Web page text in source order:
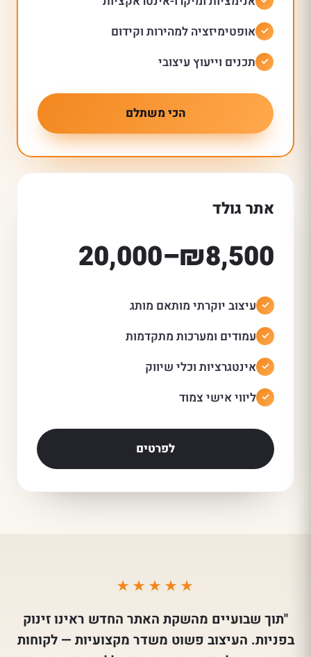
אופטימיזציה למהירות וקידום
תכנים וייעוץ עיצובי
הכי משתלם
אתר גולד
₪8,500–20,000
עיצוב יוקרתי מותאם מותג
עמודים ומערכות מתקדמות
אינטגרציות וכלי שיווק
ליווי אישי צמוד
לפרטים
★★★★★
"תוך שבועיים מהשקת האתר החדש ראינו זינוק
בפניות. העיצוב פשוט משדר מקצועיות — לקוחות